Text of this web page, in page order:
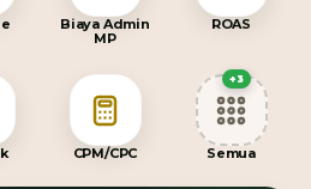
Biaya Admin
MP
ROAS
CPM/CPC
+3
Semua